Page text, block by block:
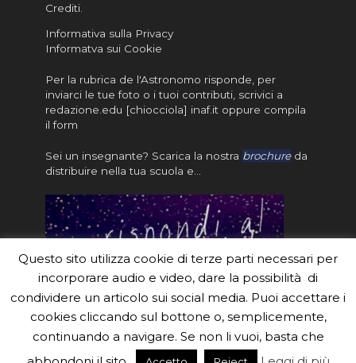
Crediti.
Informativa sulla Privacy
Informatva sui Cookie
Per la rubrica de l'Astronomo risponde, per
inviarci le tue foto o i tuoi contributi, scrivici a
redazione.edu [chiocciola] inaf.it oppure compila
il form
Sei un insegnante? Scarica la nostra brochureda
distribuire nella tua scuola e…
#eduinaf #inaf #astronomyforabetterworld.
Questo sito utilizza cookie di terze parti necessari per
incorporare audio e video, dare la possibilità di
condividere un articolo sui social media. Puoi accettare i
cookies cliccando sul bottone o, semplicemente,
continuando a navigare. Se non li vuoi, basta che